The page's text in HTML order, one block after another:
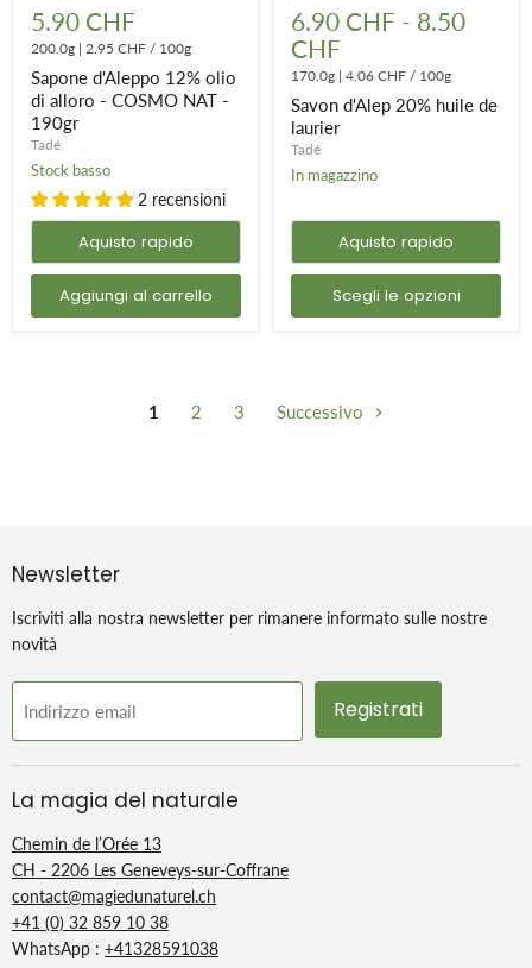
d'Aleppo
12%
olio
di
alloro
COSMO
NAT
190gr
5.90 CHF
200.0g | 2.95 CHF / 100g
Sapone d'Aleppo 12% olio
di alloro - COSMO NAT -
190gr
Tadé
Stock basso
2 recensioni
Aquisto rapido
Aggiungi al carrello
d'Alep
20%
huile
de
laurier
6.90 CHF - 8.50
CHF
170.0g | 4.06 CHF / 100g
Savon d'Alep 20% huile de
laurier
Tadé
In magazzino
Aquisto rapido
Scegli le opzioni
1 2 3 Successivo
Newsletter
Iscriviti alla nostra newsletter per rimanere informato sulle nostre
novità
Indirizzo email Registrati
La magia del naturale
Chemin de l’Orée 13
CH - 2206 Les Geneveys-sur-Coffrane
contact@magiedunaturel.ch
+41 (0) 32 859 10 38
WhatsApp : +41328591038